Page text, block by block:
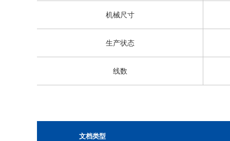
机械尺寸
生产状态
线数
文档类型